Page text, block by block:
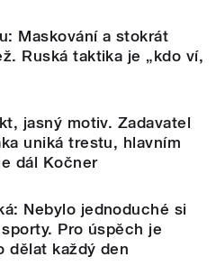
Maskování a stokrát
Ruská taktika je „kdo ví,
jasný motiv. Zadavatel
uniká trestu, hlavním
dál Kočner
Nebylo jednoduché si
Pro úspěch je
dělat každý den